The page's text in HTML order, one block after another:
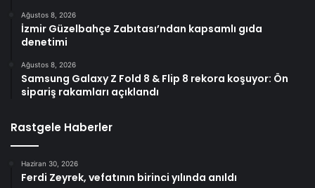
Ağustos 8, 2026
İzmir Güzelbahçe Zabıtası’ndan kapsamlı gıda
denetimi
Ağustos 8, 2026
Samsung Galaxy Z Fold 8 & Flip 8 rekora koşuyor: Ön
sipariş rakamları açıklandı
Rastgele Haberler
Haziran 30, 2026
Ferdi Zeyrek, vefatının birinci yılında anıldı